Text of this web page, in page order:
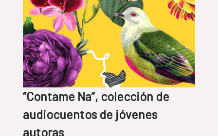
“Contame Na”, colección de
audiocuentos de jóvenes
autoras